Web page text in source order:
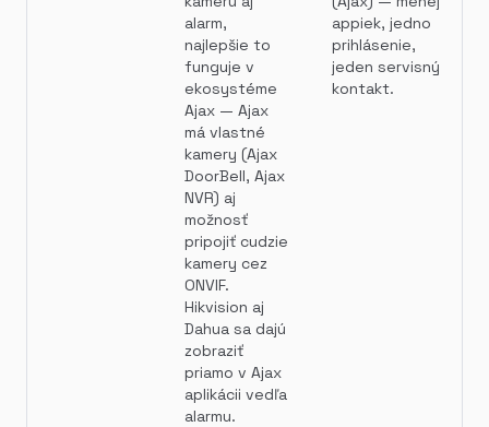
alarm,
najlepšie to
funguje v
ekosystéme
Ajax — Ajax
má vlastné
kamery (Ajax
DoorBell, Ajax
NVR) aj
možnosť
pripojiť cudzie
kamery cez
ONVIF.
Hikvision aj
Dahua sa dajú
zobraziť
priamo v Ajax
aplikácii vedľa
alarmu.
appiek, jedno
prihlásenie,
jeden servisný
kontakt.